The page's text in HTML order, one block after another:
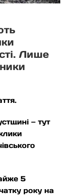
Лише
— тут
5
року на